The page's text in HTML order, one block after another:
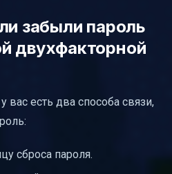
забыли пароль
двухфакторной
вас есть два способа связи,
сброса пароля.